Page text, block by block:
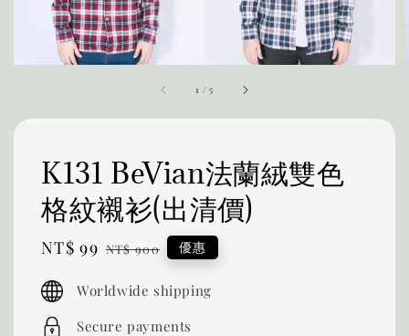
1 /5
K131 BeVian法蘭絨雙色
格紋襯衫(出清價)
Sale
NT$ 99 Regular
NT$ 900 優惠
Worldwide shipping
Secure payments